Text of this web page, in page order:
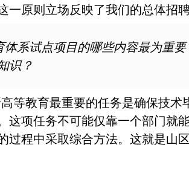
一原则立场反映了我们的总体招聘
系试点项目的哪些内容最为重
识？
等教育最重要的任务是确保技术
这项任务不可能仅靠一个部门就
过程中采取综合方法。这就是山